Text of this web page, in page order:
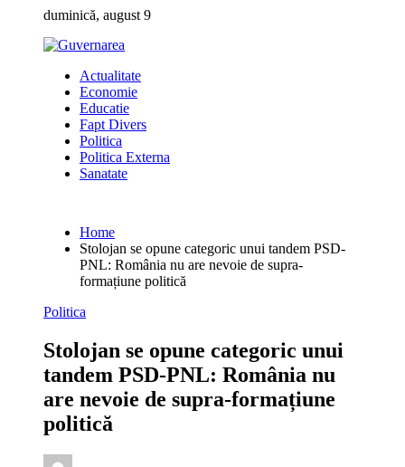
content
duminică, august 9
Actualitate
Economie
Educatie
Fapt Divers
Politica
Politica Externa
Sanatate
Home
Stolojan se opune categoric unui tandem PSD-
PNL: România nu are nevoie de supra-
formațiune politică
Politica
Stolojan se opune categoric unui
tandem PSD-PNL: România nu
are nevoie de supra-formațiune
politică